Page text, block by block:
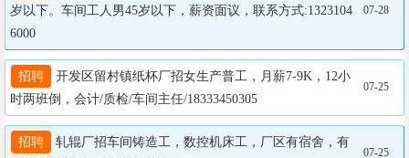
岁以下。车间工人男45岁以下，薪资面议，联系方式:1323104
6000
07-28
招聘
开发区留村镇纸杯厂招女生产普工，月薪7-9K，12小
时两班倒，会计/质检/车间主任/18333450305
07-25
招聘
轧辊厂招车间铸造工，数控机床工，厂区有宿舍，有
07-25